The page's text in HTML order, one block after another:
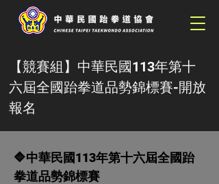
【競賽組】中華民國113年第十
六屆全國跆拳道品勢錦標賽-開放
報名
🔷中華民國113年第十六屆全國跆
拳道品勢錦標賽